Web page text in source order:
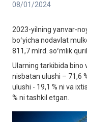
08/01/2024
2023-yilning yanvar-
boʻyicha nodavlat
811,7 mlrd. soʻmlik
Ularning tarkibida bino
nisbatan ulushi – 71,6
ulushi - 19,1 % ni va
% ni tashkil etgan.